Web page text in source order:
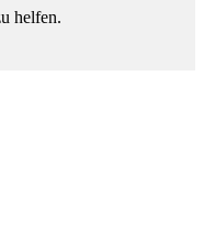
helfen.